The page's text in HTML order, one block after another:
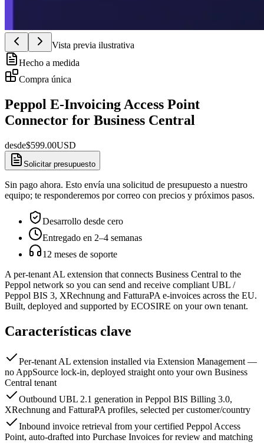
Vista previa ilustrativa
Hecho a medida
Compra única
Peppol E-Invoicing Access Point
Connector for Business Central
desde$599.00USD
Solicitar presupuesto
Sin pago ahora. Esto envía una solicitud de presupuesto a nuestro
equipo; te responderemos por correo con precios y próximos pasos.
Desarrollo desde cero
Entregado en 2–4 semanas
12 meses de soporte
A per-tenant AL extension that connects Business Central to the
Peppol network so you can send and receive compliant UBL /
Peppol BIS 3, XRechnung and FatturaPA e-invoices across the EU.
Built, deployed and supported by ECOSIRE on your own tenant.
Características clave
Per-tenant AL extension installed via Extension Management —
no AppSource lock-in, deployed straight onto your own Business
Central tenant
Outbound UBL 2.1 generation in Peppol BIS Billing 3.0,
XRechnung and FatturaPA profiles, selected per customer/country
Inbound invoice retrieval from your certified Peppol Access
Point, auto-drafted into Purchase Invoices for review and matching